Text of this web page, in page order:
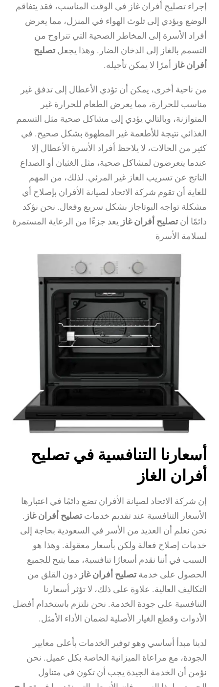
إجراء تصليح أفران غاز في الوقت المناسب، فقد يتفاقم
الوضع ويؤدي إلى تلوث الهواء في المنزل، مما يعرض
أفراد الأسرة إلى المخاطر الصحية التي تتراوح من
التسمم بالغاز إلى الدخان الضار. وهذا يجعل تصليح
أفران غاز أمرًا لا يمكن تأجيله.
من ناحية أخرى، يمكن أن تؤدي الأعطال إلى تدفق غير
مناسب للحرارة، مما يعرض الطعام للحرارة غير
المتوازنة، وبالتالي يؤدي إلى مشاكل صحية مثل التسمم
الغذائي نتيجة للأطعمة غير المطهوة بشكل صحيح. في
كثير من الحالات، لا يلاحظ أفراد الأسرة الأعطال إلا
عندما يتعرضون لمشاكل صحية، مثل الغثيان أو الصداع
الناتج عن تسريب الغاز غير المرئي. لذلك، من المهم
للغاية أن تقوم شركة الاتحاد لصيانة الأفران بإصلاح أي
مشكلة تواجه البوتاجاز بشكل سريع وفعال. نحن نؤكد
دائمًا أن تصليح أفران غاز يعد جزءًا من الرعاية المستمرة
لسلامة الأسرة
أسعارنا التنافسية في تصليح
أفران الغاز
إن شركة الاتحاد لصيانة الأفران تضع دائمًا في اعتبارها
الأسعار التنافسية عند تقديم خدمات تصليح أفران غاز .
نحن نعلم أن العديد من الأسر في السعودية بحاجة إلى
خدمات إصلاح فعالة ولكن بأسعار معقولة. وهذا هو
السبب في أننا نقدم أسعارًا تنافسية، مما يتيح للجميع
الحصول على خدمة تصليح أفران غاز دون القلق من
التكاليف العالية. علاوة على ذلك، لا تؤثر أسعارنا
التنافسية على جودة الخدمة. نحن نلتزم باستخدام أفضل
الأدوات وقطع الغيار الأصلية لضمان الأداء الأمثل.
لدينا مبدأ أساسي وهو توفير الخدمات بأعلى معايير
الجودة، مع مراعاة الميزانية الخاصة بكل عميل. نحن
نؤمن أن الخدمة الجيدة يجب أن تكون في متناول